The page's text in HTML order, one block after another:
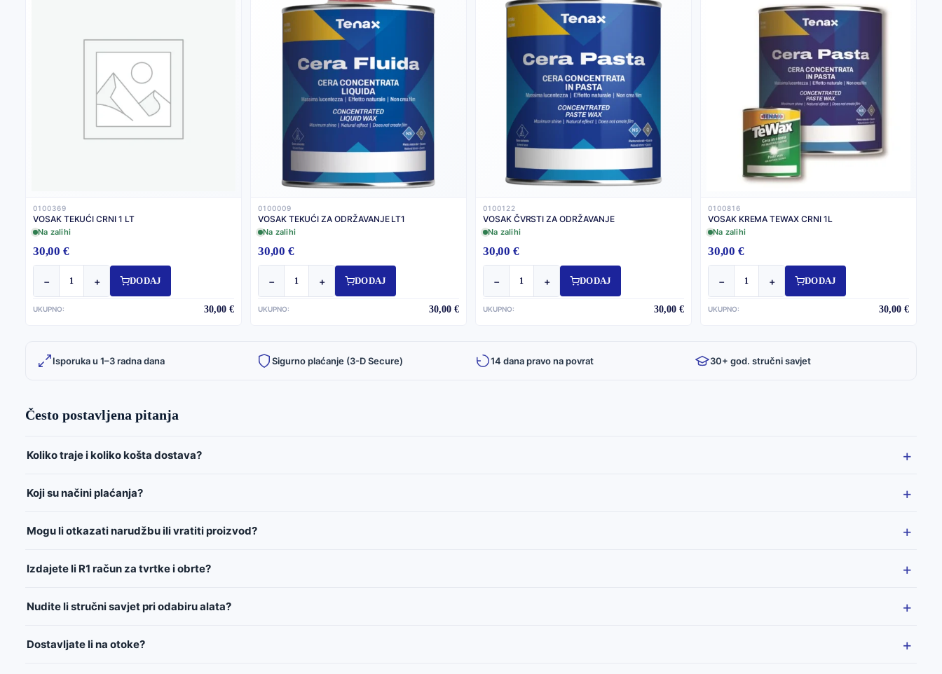
0100369
VOSAK TEKUĆI CRNI 1 LT
Na zalihi
30,00 €
− + DODAJ
UKUPNO: 30,00 €
0100009
VOSAK TEKUĆI ZA ODRŽAVANJE LT1
Na zalihi
30,00 €
− + DODAJ
UKUPNO: 30,00 €
0100122
VOSAK ČVRSTI ZA ODRŽAVANJE
Na zalihi
30,00 €
− + DODAJ
UKUPNO: 30,00 €
0100816
VOSAK KREMA TEWAX CRNI 1L
Na zalihi
30,00 €
− + DODAJ
UKUPNO: 30,00 €
Isporuka u 1–3 radna dana Sigurno plaćanje (3-D Secure) 14 dana pravo na povrat 30+ god. stručni savjet
Često postavljena pitanja
Koliko traje i koliko košta dostava?
Koji su načini plaćanja?
Mogu li otkazati narudžbu ili vratiti proizvod?
Izdajete li R1 račun za tvrtke i obrte?
Nudite li stručni savjet pri odabiru alata?
Dostavljate li na otoke?